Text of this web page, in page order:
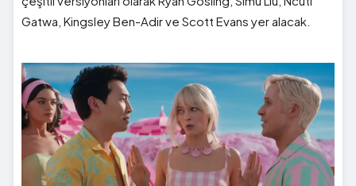
Gatwa, Kingsley Ben-Adir ve Scott Evans yer alacak.